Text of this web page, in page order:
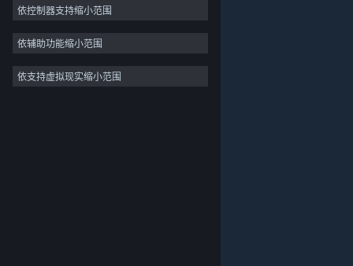
关于蒸汽平台|退款政策|软件许可服务协议
个人信息保护政策|个人信息出境告知书|
模拟
竞速
体育
视频制作
依控制器支持缩小范围
依辅助功能缩小范围
依支持虚拟现实缩小范围